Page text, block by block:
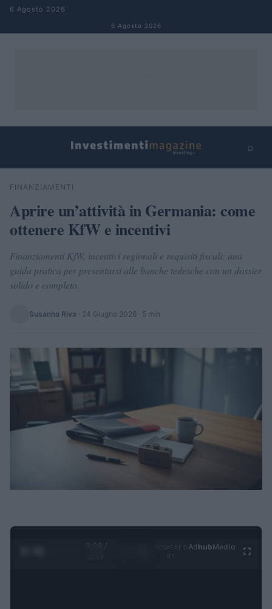
Salta al contenuto
6 Agosto 2026
6 Agosto 2026
⌕
Cerca
FINANZIAMENTI
Aprire un’attività in Germania: come
ottenere KfW e incentivi
Finanziamenti KfW, incentivi regionali e requisiti fiscali: una
guida pratica per presentarsi alle banche tedesche con un dossier
solido e completo.
Susanna Riva · 24 Giugno 2026 · 5 min
0:29 /
Ad hubMedia